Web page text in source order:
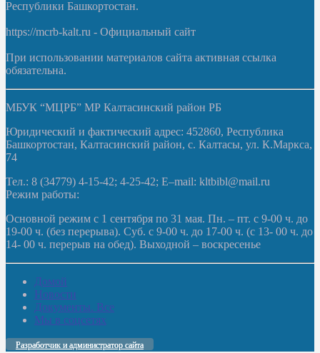
Республики Башкортостан.
https://mcrb-kalt.ru - Официальный сайт
При использовании материалов сайта активная ссылка
обязательна.
МБУК “МЦРБ” МР Калтасинский район РБ
Юридический и фактический адрес: 452860, Республика
Башкортостан, Калтасинский район, с. Калтасы, ул. К.Маркса,
74
Тел.: 8 (34779) 4-15-42; 4-25-42; E–mail: kltbibl@mail.ru
Режим работы:
Основной режим с 1 сентября по 31 мая. Пн. – пт. с 9-00 ч. до
19-00 ч. (без перерыва). Суб. с 9-00 ч. до 17-00 ч. (с 13- 00 ч. до
14- 00 ч. перерыв на обед). Выходной – воскресенье
Домой
Новости
Документы. Все
Мы в соцсетях
Разработчик и администратор сайта